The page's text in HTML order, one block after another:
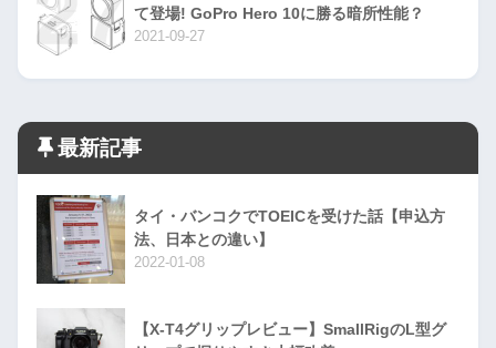
て登場! GoPro Hero 10に勝る暗所性能？
2021-09-27
最新記事
タイ・バンコクでTOEICを受けた話【申込方
法、日本との違い】
2022-01-08
【X-T4グリップレビュー】SmallRigのL型グ